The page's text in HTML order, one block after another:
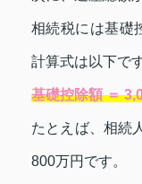
相続税には基礎
計算式は以下です
基礎控除額 ＝
たとえば、相続
800万円です。